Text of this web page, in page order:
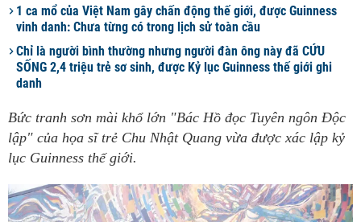
1 ca mổ của Việt Nam gây chấn động thế giới, được Guinness
vinh danh: Chưa từng có trong lịch sử toàn cầu
Chỉ là người bình thường nhưng người đàn ông này đã CỨU
SỐNG 2,4 triệu trẻ sơ sinh, được Kỷ lục Guinness thế giới ghi
danh
Bức tranh sơn mài khổ lớn "Bác Hồ đọc Tuyên ngôn Độc
lập" của họa sĩ trẻ Chu Nhật Quang vừa được xác lập kỷ
lục Guinness thế giới.